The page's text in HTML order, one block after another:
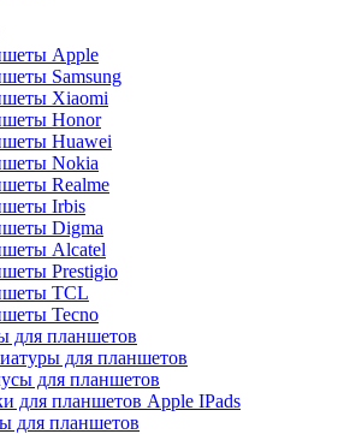
Apple
Samsung
Xiaomi
Honor
Huawei
Nokia
Realme
Irbis
Digma
Alcatel
Prestigio
TCL
Tecno
для планшетов
для планшетов
для планшетов
для планшетов Apple IPads
для планшетов